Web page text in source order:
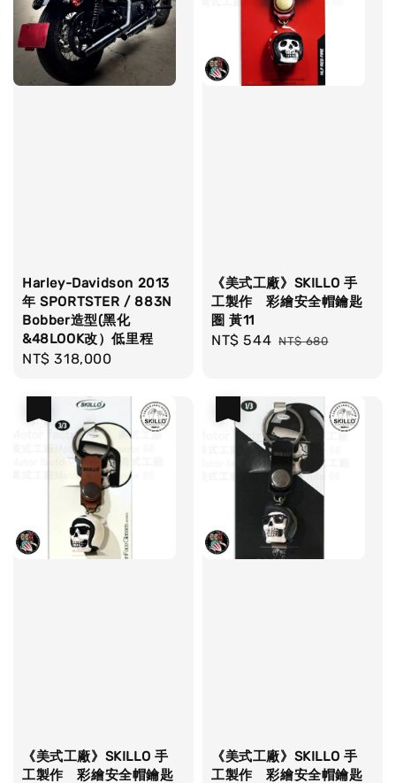
Harley-Davidson 2013
年 SPORTSTER / 883N
Bobber造型(黑化
&48LOOK改）低里程
Regular
NT$ 318,000
《美式工廠》SKILLO 手
工製作 彩繪安全帽鑰匙
圏 黃11
Sale
NT$ 544 Regular
NT$ 680
《美式工廠》SKILLO 手
工製作 彩繪安全帽鑰匙
《美式工廠》SKILLO 手
工製作 彩繪安全帽鑰匙